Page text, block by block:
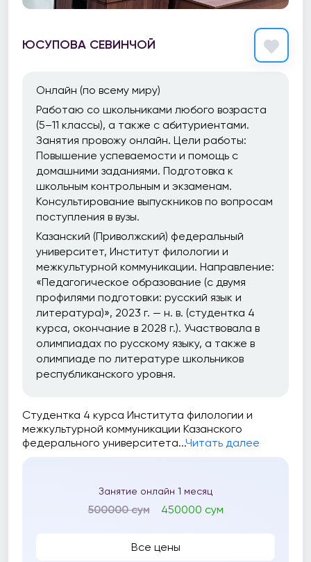
ЮСУПОВА СЕВИНЧОЙ
Онлайн (по всему миру)
Работаю со школьниками любого возраста
(5–11 классы), а также с абитуриентами.
Занятия провожу онлайн. Цели работы:
Повышение успеваемости и помощь с
домашними заданиями. Подготовка к
школьным контрольным и экзаменам.
Консультирование выпускников по вопросам
поступления в вузы.
Казанский (Приволжский) федеральный
университет, Институт филологии и
межкультурной коммуникации. Направление:
«Педагогическое образование (с двумя
профилями подготовки: русский язык и
литература)», 2023 г. — н. в. (студентка 4
курса, окончание в 2028 г.). Участвовала в
олимпиадах по русскому языку, а также в
олимпиаде по литературе школьников
республиканского уровня.
Студентка 4 курса Института филологии и
межкультурной коммуникации Казанского
федерального университета...Читать далее
Занятие онлайн 1 месяц
500000 сум 450000 сум
Все цены